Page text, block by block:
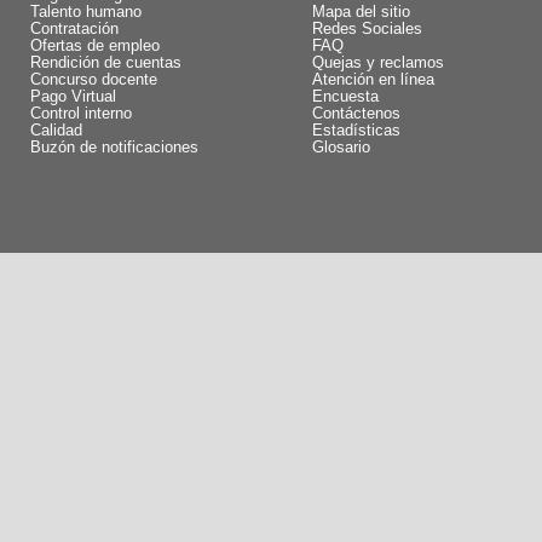
Talento humano
Contratación
Ofertas de empleo
Rendición de cuentas
Concurso docente
Pago Virtual
Control interno
Calidad
Buzón de notificaciones
Mapa del sitio
Redes Sociales
FAQ
Quejas y reclamos
Atención en línea
Encuesta
Contáctenos
Estadísticas
Glosario